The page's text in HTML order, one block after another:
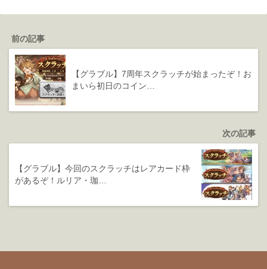
前の記事
【グラブル】7周年スクラッチが始まったぞ！お
まいら初日のコイン…
次の記事
【グラブル】今回のスクラッチはレアカード枠
があるぞ！ルリア・珈…